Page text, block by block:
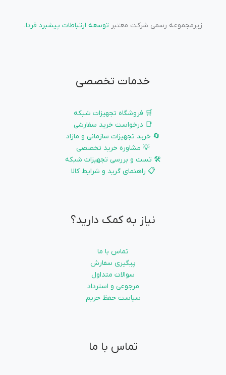
زیرمجموعه رسمی شرکت معتبر توسعه ارتباطات پیشبرد فردا.
خدمات تخصصی
🛒 فروشگاه تجهیزات شبکه
📑 درخواست خرید سفارشی
🔄 خرید تجهیزات سازمانی و مازاد
💡 مشاوره خرید تخصصی
🛠️ تست و بررسی تجهیزات شبکه
📋 راهنمای گرید و شرایط کالا
نیاز به کمک دارید؟
تماس با ما
پیگیری سفارش
سوالات متداول
مرجوعی و استرداد
سیاست حفظ حریم
تماس با ما